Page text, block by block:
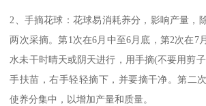
2、手摘花球：花球易消耗养分，影响产量，
两次采摘。第1次在6月中至6月底，第2次在7
水未干时晴天或阴天进行，用手摘(不要用剪
手扶苗，右手轻轻摘下，并要摘干净。第二
使养分集中，以增加产量和质量。